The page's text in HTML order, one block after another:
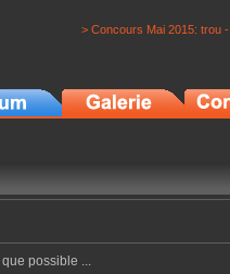
> Concours Mai 2015: trou
possible ...